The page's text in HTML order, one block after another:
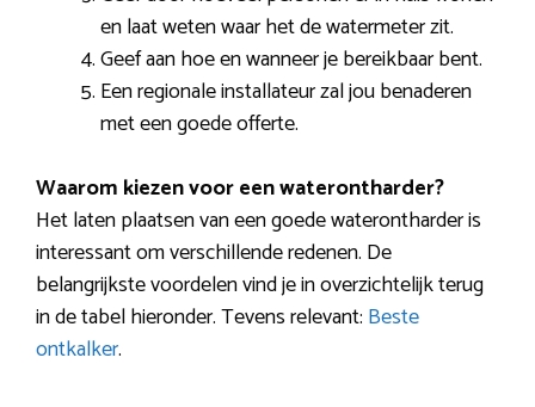
en laat weten waar het de watermeter zit.
Geef aan hoe en wanneer je bereikbaar bent.
Een regionale installateur zal jou benaderen
met een goede offerte.
Waarom kiezen voor een waterontharder?
Het laten plaatsen van een goede waterontharder is
interessant om verschillende redenen. De
belangrijkste voordelen vind je in overzichtelijk terug
in de tabel hieronder. Tevens relevant: Beste
ontkalker.